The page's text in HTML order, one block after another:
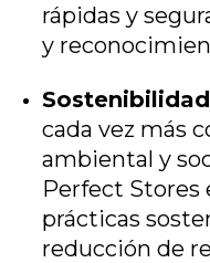
rápidas y
y
cada vez más
ambiental y
Perfect Stores
prácticas
reducción de